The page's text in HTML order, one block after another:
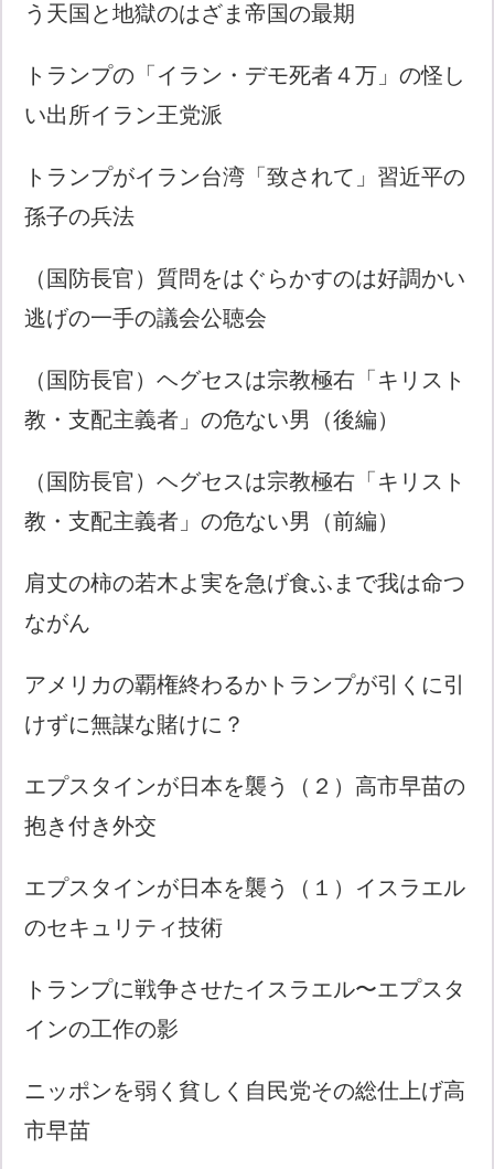
う天国と地獄のはざま帝国の最期
トランプの「イラン・デモ死者４万」の怪し
い出所イラン王党派
トランプがイラン台湾「致されて」習近平の
孫子の兵法
（国防長官）質問をはぐらかすのは好調かい
逃げの一手の議会公聴会
（国防長官）ヘグセスは宗教極右「キリスト
教・支配主義者」の危ない男（後編）
（国防長官）ヘグセスは宗教極右「キリスト
教・支配主義者」の危ない男（前編）
肩丈の柿の若木よ実を急げ食ふまで我は命つ
ながん
アメリカの覇権終わるかトランプが引くに引
けずに無謀な賭けに？
エプスタインが日本を襲う（２）高市早苗の
抱き付き外交
エプスタインが日本を襲う（１）イスラエル
のセキュリティ技術
トランプに戦争させたイスラエル〜エプスタ
インの工作の影
ニッポンを弱く貧しく自民党その総仕上げ高
市早苗